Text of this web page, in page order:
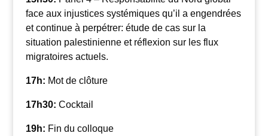
face aux injustices systémiques qu’il a engendrées
et continue à perpétrer: étude de cas sur la
situation palestinienne et réflexion sur les flux
migratoires actuels.
17h: Mot de clôture
17h30: Cocktail
19h: Fin du colloque